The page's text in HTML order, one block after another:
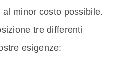
minor costo possibile.
tre differenti
esigenze: